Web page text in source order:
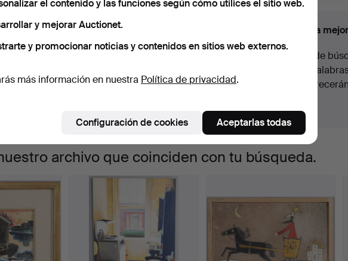
sentimos, no tenemos ningún lote que coincida
lo que estás buscando.
Consejos para
La función de
partes de
te
archivo que coinciden con tu búsqueda.
el contenido y las funciones según cómo utilices el sitio web.
y mejorar Auctionet.
y promocionar noticias y contenidos en sitios web externos.
más información en nuestra Política de privacidad.
Configuración de cookies Aceptarlas todas